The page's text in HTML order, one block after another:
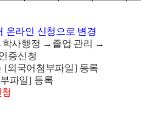
온라인 신청으로 변경
학사행정 → 졸업 관리
→
증신청
[외국어첨부파일] 등록
파일] 등록